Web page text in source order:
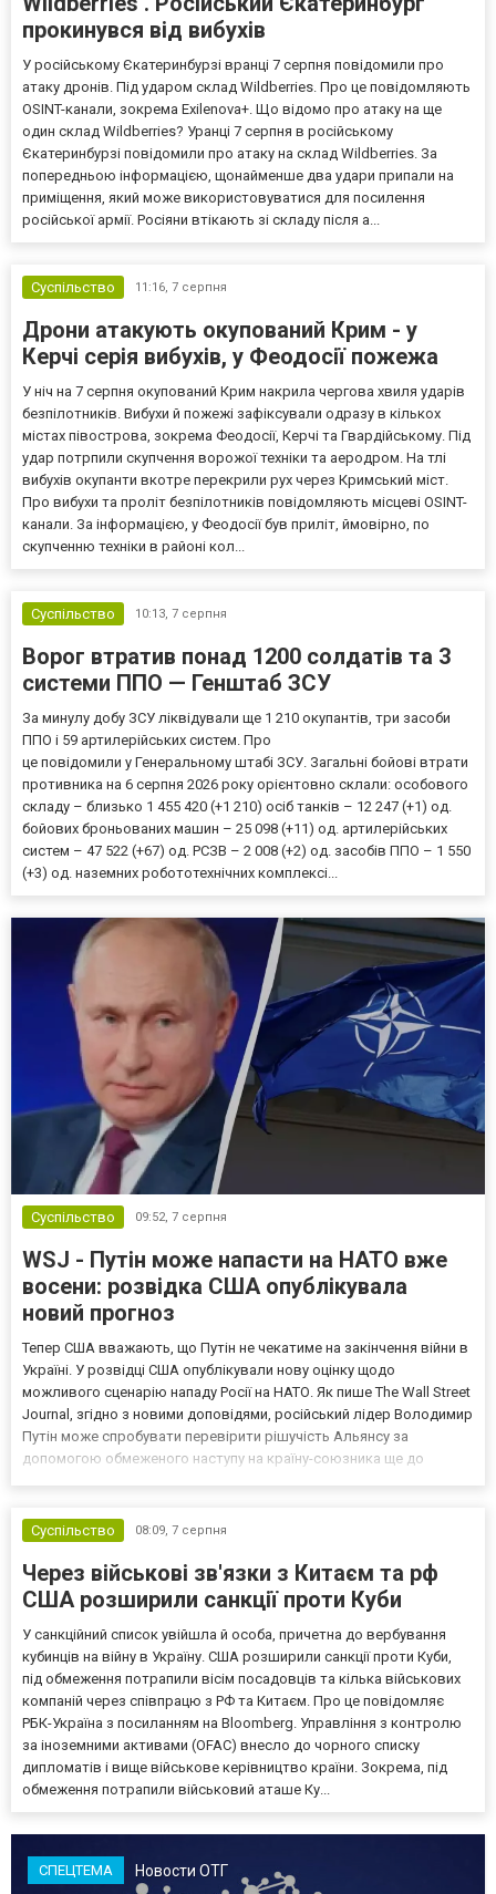
прокинувся від вибухів
У російському Єкатеринбурзі вранці 7 серпня повідомили про
атаку дронів. Під ударом склад Wildberries. Про це повідомляють
OSINT-канали, зокрема Exilenova+. Що відомо про атаку на ще
один склад Wildberries? Уранці 7 серпня в російському
Єкатеринбурзі повідомили про атаку на склад Wildberries. За
попередньою інформацією, щонайменше два удари припали на
приміщення, який може використовуватися для посилення
російської армії. Росіяни втікають зі складу після а...
Суспільство 11:16, 7 серпня
Дрони атакують окупований Крим - у
Керчі серія вибухів, у Феодосії пожежа
У ніч на 7 серпня окупований Крим накрила чергова хвиля ударів
безпілотників. Вибухи й пожежі зафіксували одразу в кількох
містах півострова, зокрема Феодосії, Керчі та Гвардійському. Під
удар потрпили скупчення ворожої техніки та аеродром. На тлі
вибухів окупанти вкотре перекрили рух через Кримський міст.
Про вибухи та проліт безпілотників повідомляють місцеві OSINT-
канали. За інформацією, у Феодосії був приліт, ймовірно, по
скупченню техніки в районі кол...
Суспільство 10:13, 7 серпня
Ворог втратив понад 1200 солдатів та 3
системи ППО — Генштаб ЗСУ
За минулу добу ЗСУ ліквідували ще 1 210 окупантів, три засоби
ППО і 59 артилерійських систем. Про
це повідомили у Генеральному штабі ЗСУ. Загальні бойові втрати
противника на 6 серпня 2026 року орієнтовно склали: особового
складу – близько 1 455 420 (+1 210) осіб танків – 12 247 (+1) од.
бойових броньованих машин – 25 098 (+11) од. артилерійських
систем – 47 522 (+67) од. РСЗВ – 2 008 (+2) од. засобів ППО – 1 550
(+3) од. наземних робототехнічних комплексі...
Суспільство 09:52, 7 серпня
WSJ - Путін може напасти на НАТО вже
восени: розвідка США опублікувала
новий прогноз
Тепер США вважають, що Путін не чекатиме на закінчення війни в
Україні. У розвідці США опублікували нову оцінку щодо
можливого сценарію нападу Росії на НАТО. Як пише The Wall Street
Journal, згідно з новими доповідями, російський лідер Володимир
Путін може спробувати перевірити рішучість Альянсу за
допомогою обмеженого наступу на країну-союзника ще до
Суспільство
08:09, 7 серпня
Через військові зв'язки з Китаєм та рф
США розширили санкції проти Куби
У санкційний список увійшла й особа, причетна до вербування
кубинців на війну в Україну. США розширили санкції проти Куби,
під обмеження потрапили вісім посадовців та кілька військових
компаній через співпрацю з РФ та Китаєм. Про це повідомляє
РБК-Україна з посиланням на Bloomberg. Управління з контролю
за іноземними активами (OFAC) внесло до чорного списку
дипломатів і вище військове керівництво країни. Зокрема, під
обмеження потрапили військовий аташе Ку...
СПЕЦТЕМА Новости ОТГ